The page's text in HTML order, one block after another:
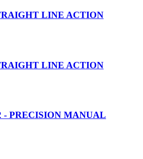
LINE ACTION
LINE ACTION
- PRECISION MANUAL